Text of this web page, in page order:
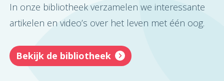
In onze bibliotheek verzamelen we interessante
artikelen en video’s over het leven met één oog.
Bekijk de bibliotheek